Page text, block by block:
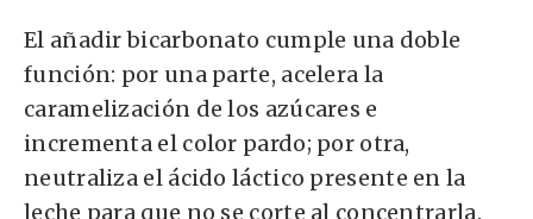
El añadir bicarbonato cumple una doble
función: por una parte, acelera la
caramelización de los azúcares e
incrementa el color pardo; por otra,
neutraliza el ácido láctico presente en la
leche para que no se corte al concentrarla.